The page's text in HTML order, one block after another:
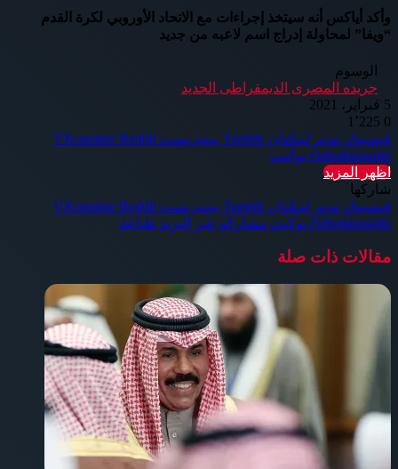
وأكد أياكس أنه سيتخذ إجراءات مع الاتحاد الأوروبي لكرة القدم
“ويفا” لمحاولة إدراج اسم لاعبه من جديد
الوسوم
جريده المصرى الديمقراطى الجديد
5 فبراير، 2021
0
فيسبوك تويتر لينكدإن بينتيريست
Odnoklassniki بوكيت
اظهر المزيد
شاركها
فيسبوك تويتر لينكدإن بينتيريست
Odnoklassniki بوكيت مشاركة عبر البريد طباعة
مقالات ذات صلة